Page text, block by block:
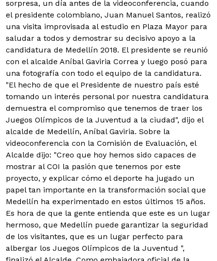
sorpresa, un día antes de la videoconferencia, cuando
el presidente colombiano, Juan Manuel Santos, realizó
una visita improvisada al estudio en Plaza Mayor para
saludar a todos y demostrar su decisivo apoyo a la
candidatura de Medellín 2018. El presidente se reunió
con el alcalde Aníbal Gaviria Correa y luego posó para
una fotografía con todo el equipo de la candidatura.
"El hecho de que el Presidente de nuestro país esté
tomando un interés personal por nuestra candidatura
demuestra el compromiso que tenemos de traer los
Juegos Olímpicos de la Juventud a la ciudad", dijo el
alcalde de Medellín, Aníbal Gaviria. Sobre la
videoconferencia con la Comisión de Evaluación, el
Alcalde dijo: "Creo que hoy hemos sido capaces de
mostrar al COI la pasión que tenemos por este
proyecto, y explicar cómo el deporte ha jugado un
papel tan importante en la transformación social que
Medellín ha experimentado en estos últimos 15 años.
Es hora de que la gente entienda que este es un lugar
hermoso, que Medellín puede garantizar la seguridad
de los visitantes, que es un lugar perfecto para
albergar los Juegos Olímpicos de la Juventud ",